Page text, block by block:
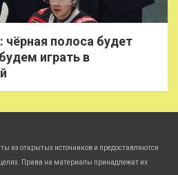
полоса будет
играть в
из открытых источников и предоставляются
Права на материалы принадлежат их